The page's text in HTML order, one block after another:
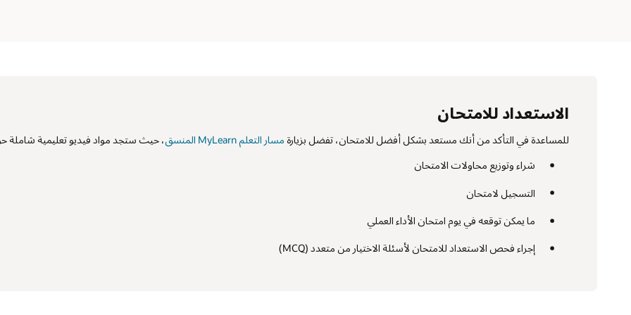
الاستعداد للامتحان
للمساعدة في التأكد من أنك مستعد بشكل أفضل للامتحان، تفضل بزيارة مسار التعلم MyLearn المنسق
، حيث ستجد مواد فيديو تعليمية شاملة
شراء وتوزيع محاولات الامتحان
التسجيل لامتحان
ما يمكن توقعه في يوم امتحان الأداء العملي
إجراء فحص الاستعداد للامتحان لأسئلة الاختيار من متعدد (MCQ)